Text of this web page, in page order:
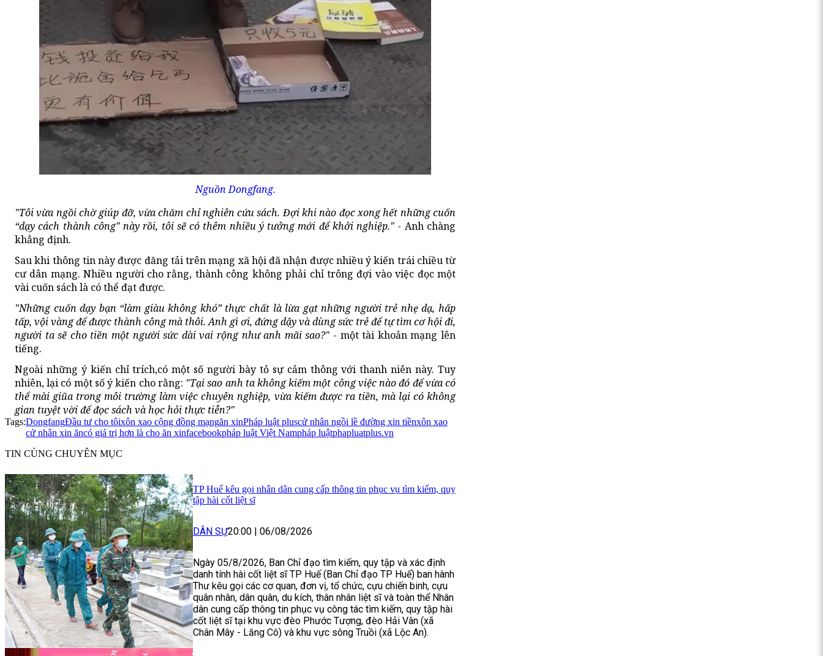
Nguồn Dongfang.
"Tôi vừa ngồi chờ giúp đỡ, vừa chăm chỉ nghiên cứu sách. Đợi khi nào đọc xong hết những cuốn
“dạy cách thành công" này rồi, tôi sẽ có thêm nhiều ý tưởng mới để khởi nghiệp." - Anh chàng
khẳng định.
Sau khi thông tin này được đăng tải trên mạng xã hội đã nhận được nhiều ý kiến trái chiều từ
cư dân mạng. Nhiều người cho rằng, thành công không phải chỉ trông đợi vào việc đọc một
vài cuốn sách là có thể đạt được.
"Những cuốn dạy bạn “làm giàu không khó” thực chất là lừa gạt những người trẻ nhẹ dạ, hấp
tấp, vội vàng để được thành công mà thôi. Anh gì ơi, đứng dậy và dùng sức trẻ để tự tìm cơ hội đi,
người ta sẽ cho tiền một người sức dài vai rộng như anh mãi sao?" - một tài khoản mạng lên
tiếng.
Ngoài những ý kiến chỉ trích,có một số người bày tỏ sự cảm thông với thanh niên này. Tuy
nhiên, lại có một số ý kiến cho rằng: "Tại sao anh ta không kiếm một công việc nào đó để vừa có
thể mài giũa trong môi trường làm việc chuyên nghiệp, vừa kiếm được ra tiền, mà lại có không
gian tuyệt vời để đọc sách và học hỏi thực tiễn?"
Tags:DongfangĐầu tư cho tôixôn xao cộng đồng mạngăn xinPháp luật pluscử nhân ngồi lề đường xin tiềnxôn xao
cử nhân xin ăncó giá trị hơn là cho ăn xinfacebookpháp luật Việt Nampháp luậtphapluatplus.vn
TIN CÙNG CHUYÊN MỤC
TP Huế kêu gọi nhân dân cung cấp thông tin phục vụ tìm kiếm, quy
tập hài cốt liệt sĩ
DÂN SỰ20:00 | 06/08/2026
Ngày 05/8/2026, Ban Chỉ đạo tìm kiếm, quy tập và xác định
danh tính hài cốt liệt sĩ TP Huế (Ban Chỉ đạo TP Huế) ban hành
Thư kêu gọi các cơ quan, đơn vị, tổ chức, cựu chiến binh, cựu
quân nhân, dân quân, du kích, thân nhân liệt sĩ và toàn thể Nhân
dân cung cấp thông tin phục vụ công tác tìm kiếm, quy tập hài
cốt liệt sĩ tại khu vực đèo Phước Tượng, đèo Hải Vân (xã
Chân Mây - Lăng Cô) và khu vực sông Truồi (xã Lộc An).